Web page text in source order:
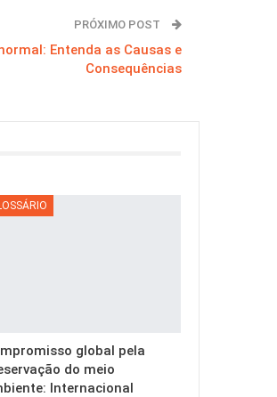
PRÓXIMO POST
Entenda as Causas e
Consequências
global pela
do meio
Internacional